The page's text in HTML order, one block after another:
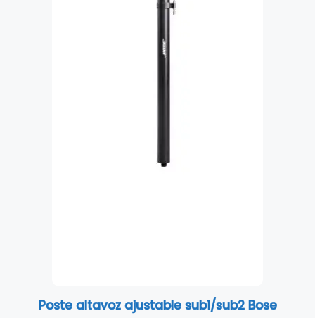
Poste altavoz ajustable sub1/sub2 Bose